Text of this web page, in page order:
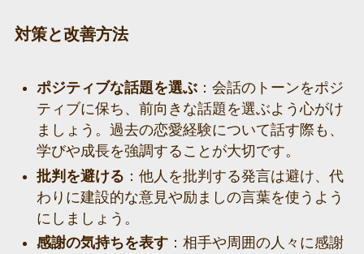
対策と改善方法
ポジティブな話題を選ぶ：会話のトーンをポジ
ティブに保ち、前向きな話題を選ぶよう心がけ
ましょう。過去の恋愛経験について話す際も、
学びや成長を強調することが大切です。
批判を避ける ：他人を批判する発言は避け、代
わりに建設的な意見や励ましの言葉を使うよう
にしましょう。
感謝の気持ちを表す：相手や周囲の人々に感謝